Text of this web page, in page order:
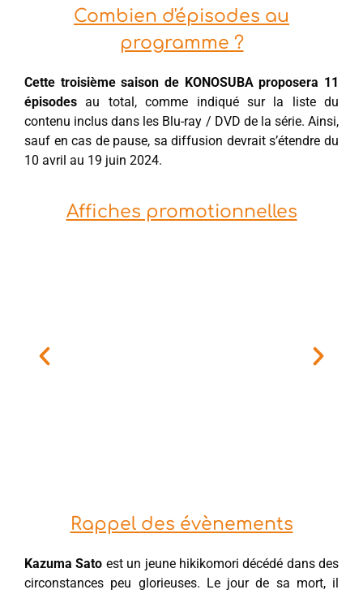
Combien d'épisodes au
programme ?
Cette troisième saison de KONOSUBA proposera 11
épisodes au total, comme indiqué sur la liste du
contenu inclus dans les Blu-ray / DVD de la série. Ainsi,
sauf en cas de pause, sa diffusion devrait s’étendre du
10 avril au 19 juin 2024.
Affiches promotionnelles
Rappel des évènements
Kazuma Sato est un jeune hikikomori décédé dans des
circonstances peu glorieuses. Le jour de sa mort, il